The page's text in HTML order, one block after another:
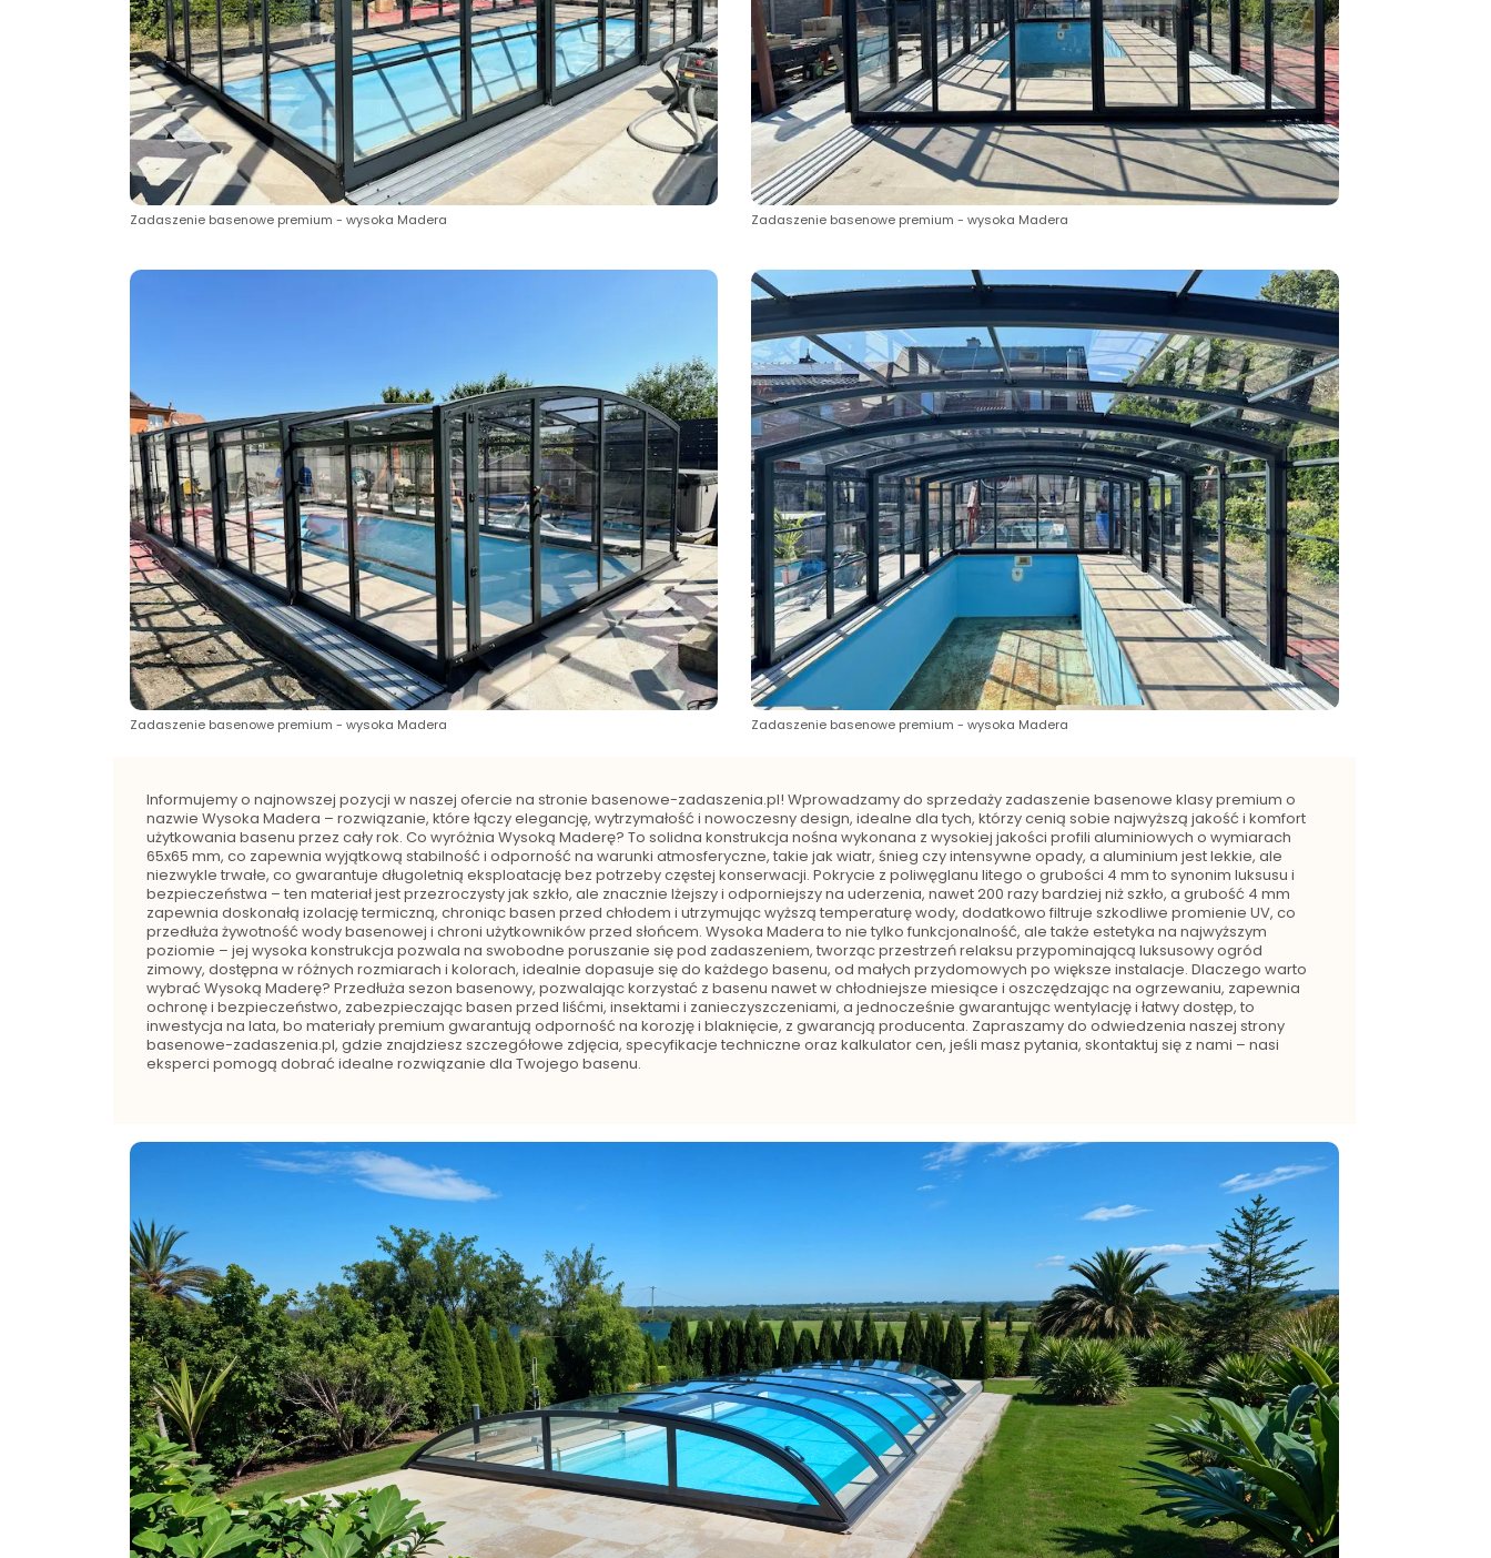
Zadaszenie basenowe premium - wysoka Madera Zadaszenie basenowe premium - wysoka Madera
Zadaszenie basenowe premium - wysoka Madera Zadaszenie basenowe premium - wysoka Madera
Informujemy o najnowszej pozycji w naszej ofercie na stronie basenowe-zadaszenia.pl! Wprowadzamy do sprzedaży zadaszenie basenowe klasy premium o
nazwie Wysoka Madera – rozwiązanie, które łączy elegancję, wytrzymałość i nowoczesny design, idealne dla tych, którzy cenią sobie najwyższą jakość i komfort
użytkowania basenu przez cały rok. Co wyróżnia Wysoką Maderę? To solidna konstrukcja nośna wykonana z wysokiej jakości profili aluminiowych o wymiarach
65x65 mm, co zapewnia wyjątkową stabilność i odporność na warunki atmosferyczne, takie jak wiatr, śnieg czy intensywne opady, a aluminium jest lekkie, ale
niezwykle trwałe, co gwarantuje długoletnią eksploatację bez potrzeby częstej konserwacji. Pokrycie z poliwęglanu litego o grubości 4 mm to synonim luksusu i
bezpieczeństwa – ten materiał jest przezroczysty jak szkło, ale znacznie lżejszy i odporniejszy na uderzenia, nawet 200 razy bardziej niż szkło, a grubość 4 mm
zapewnia doskonałą izolację termiczną, chroniąc basen przed chłodem i utrzymując wyższą temperaturę wody, dodatkowo filtruje szkodliwe promienie UV, co
przedłuża żywotność wody basenowej i chroni użytkowników przed słońcem. Wysoka Madera to nie tylko funkcjonalność, ale także estetyka na najwyższym
poziomie – jej wysoka konstrukcja pozwala na swobodne poruszanie się pod zadaszeniem, tworząc przestrzeń relaksu przypominającą luksusowy ogród
zimowy, dostępna w różnych rozmiarach i kolorach, idealnie dopasuje się do każdego basenu, od małych przydomowych po większe instalacje. Dlaczego warto
wybrać Wysoką Maderę? Przedłuża sezon basenowy, pozwalając korzystać z basenu nawet w chłodniejsze miesiące i oszczędzając na ogrzewaniu, zapewnia
ochronę i bezpieczeństwo, zabezpieczając basen przed liśćmi, insektami i zanieczyszczeniami, a jednocześnie gwarantując wentylację i łatwy dostęp, to
inwestycja na lata, bo materiały premium gwarantują odporność na korozję i blaknięcie, z gwarancją producenta. Zapraszamy do odwiedzenia naszej strony
basenowe-zadaszenia.pl, gdzie znajdziesz szczegółowe zdjęcia, specyfikacje techniczne oraz kalkulator cen, jeśli masz pytania, skontaktuj się z nami – nasi
eksperci pomogą dobrać idealne rozwiązanie dla Twojego basenu.